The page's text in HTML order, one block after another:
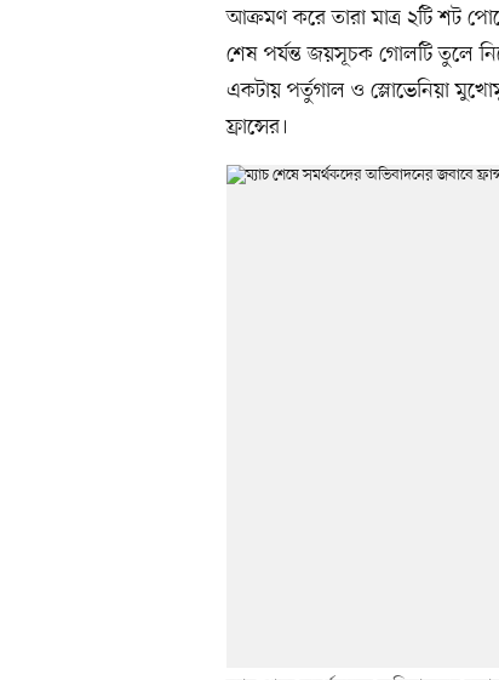
আক্রমণ করে তারা মাত্র ২টি শট
শেষ পর্যন্ত জয়সূচক গোলটি তুলে
একটায় পর্তুগাল ও স্লোভেনিয়া
ফ্রান্সের।